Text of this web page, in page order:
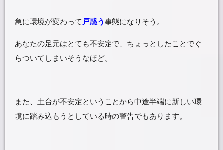
急に環境が変わって 戸惑う事態になりそう。
あなたの足元はとても不安定で、ちょっとしたことでぐ
らついてしまいそうなほど。
また、土台が不安定ということから中途半端に新しい環
境に踏み込もうとしている時の警告でもあります。